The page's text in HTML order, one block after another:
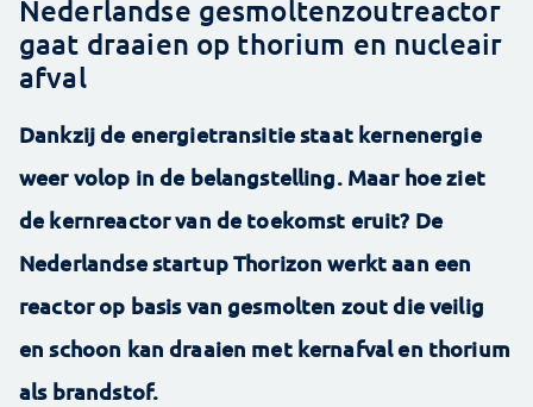
Nederlandse gesmoltenzoutreactor
gaat draaien op thorium en nucleair
afval
Dankzij de energietransitie staat kernenergie
weer volop in de belangstelling. Maar hoe ziet
de kernreactor van de toekomst eruit? De
Nederlandse startup Thorizon werkt aan een
reactor op basis van gesmolten zout die veilig
en schoon kan draaien met kernafval en thorium
als brandstof.